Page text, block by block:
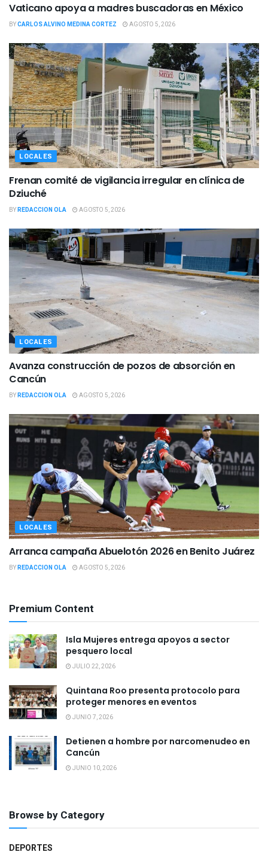
Vaticano apoya a madres buscadoras en México
BYCARLOS ALVINO MEDINA CORTEZ AGOSTO 5, 2026
LOCALES
Frenan comité de vigilancia irregular en clínica de
Dziuché
BYREDACCION OLA AGOSTO 5, 2026
LOCALES
Avanza construcción de pozos de absorción en
Cancún
BYREDACCION OLA AGOSTO 5, 2026
LOCALES
Arranca campaña Abuelotón 2026 en Benito Juárez
BYREDACCION OLA AGOSTO 5, 2026
Premium Content
Isla Mujeres entrega apoyos a sector
pesquero local
JULIO 22, 2026
Quintana Roo presenta protocolo para
proteger menores en eventos
JUNIO 7, 2026
Detienen a hombre por narcomenudeo en
Cancún
JUNIO 10, 2026
Browse by Category
DEPORTES